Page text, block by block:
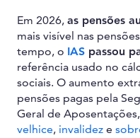
Em 2026, as pensões
mais visível nas
tempo, o IAS passou
referência usado no
sociais. O aumento
pensões pagas pela
Geral de
velhice, invalidez e